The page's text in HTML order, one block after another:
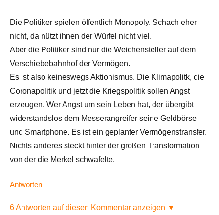
Die Politiker spielen öffentlich Monopoly. Schach eher
nicht, da nützt ihnen der Würfel nicht viel.
Aber die Politiker sind nur die Weichensteller auf dem
Verschiebebahnhof der Vermögen.
Es ist also keineswegs Aktionismus. Die Klimapolitk, die
Coronapolitik und jetzt die Kriegspolitik sollen Angst
erzeugen. Wer Angst um sein Leben hat, der übergibt
widerstandslos dem Messerangreifer seine Geldbörse
und Smartphone. Es ist ein geplanter Vermögenstransfer.
Nichts anderes steckt hinter der großen Transformation
von der die Merkel schwafelte.
Antworten
6 Antworten auf diesen Kommentar anzeigen ▼